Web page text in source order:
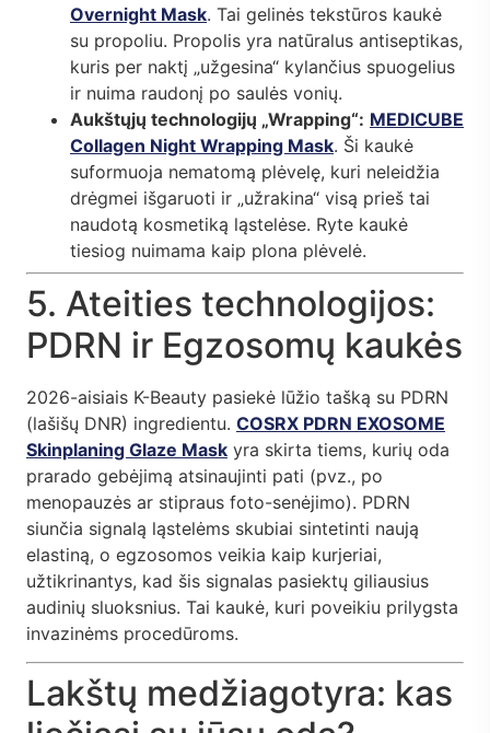
Overnight Mask. Tai gelinės tekstūros kaukė
su propoliu. Propolis yra natūralus antiseptikas,
kuris per naktį „užgesina“ kylančius spuogelius
ir nuima raudonį po saulės vonių.
Aukštųjų technologijų „Wrapping“: MEDICUBE
Collagen Night Wrapping Mask. Ši kaukė
suformuoja nematomą plėvelę, kuri neleidžia
drėgmei išgaruoti ir „užrakina“ visą prieš tai
naudotą kosmetiką ląstelėse. Ryte kaukė
tiesiog nuimama kaip plona plėvelė.
5. Ateities technologijos:
PDRN ir Egzosomų kaukės
2026-aisiais K-Beauty pasiekė lūžio tašką su PDRN
(lašišų DNR) ingredientu. COSRX PDRN EXOSOME
Skinplaning Glaze Mask yra skirta tiems, kurių oda
prarado gebėjimą atsinaujinti pati (pvz., po
menopauzės ar stipraus foto-senėjimo). PDRN
siunčia signalą ląstelėms skubiai sintetinti naują
elastiną, o egzosomos veikia kaip kurjeriai,
užtikrinantys, kad šis signalas pasiektų giliausius
audinių sluoksnius. Tai kaukė, kuri poveikiu prilygsta
invazinėms procedūroms.
Lakštų medžiagotyra: kas